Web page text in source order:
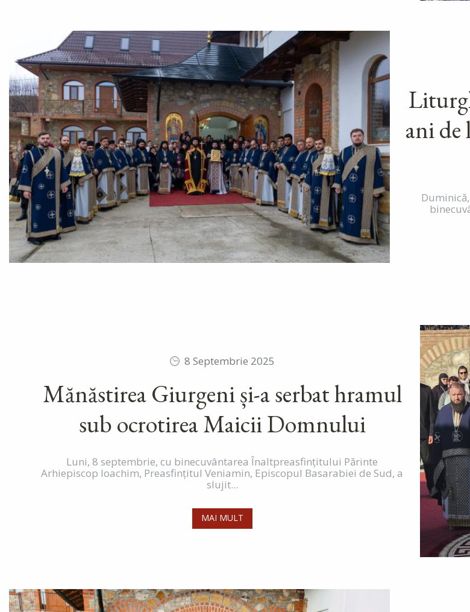
ani de
8 Septembrie 2025
Mănăstirea Giurgeni și-a serbat hramul
sub ocrotirea Maicii Domnului
Luni, 8 septembrie, cu binecuvântarea Înaltpreasfințitului Părinte
Arhiepiscop Ioachim, Preasfințitul Veniamin, Episcopul Basarabiei de Sud, a
slujit...
MAI MULT